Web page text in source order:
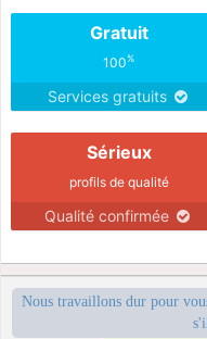
Gratuit
100%
Services gratuits
Sérieux
profils de qualité
Qualité confirmée
Nous travaillons dur pour